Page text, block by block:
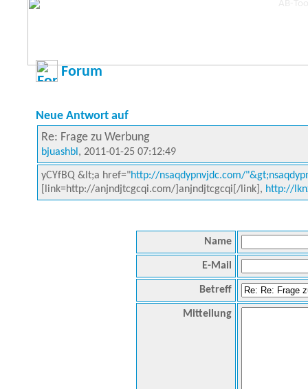
Forum
Neue Antwort auf
Re: Frage zu Werbung
bjuashbl , 2011-01-25 07:12:49
yCYfBQ &lt;a href="http://nsaqdypnvjdc.com/
[link=http://anjndjtcgcqi.com/]anjndjtcgcqi[/link], http://
Name
E-Mail
Betreff
Mitteilung